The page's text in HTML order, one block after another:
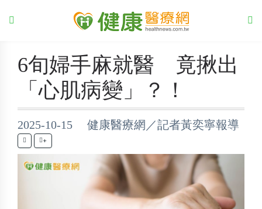
6旬婦手麻就醫 竟揪出
「心肌病變」？！
2025-10-15 健康醫療網／記者黃奕寧報導
+